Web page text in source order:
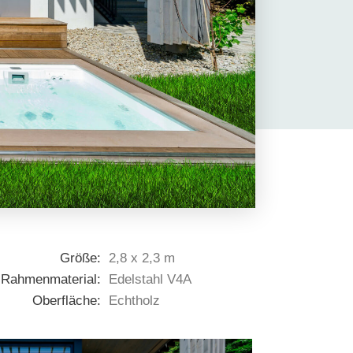
Größe:
Rahmenmaterial:
Oberfläche:
2,8 x 2,3 m
Edelstahl V4A
Echtholz